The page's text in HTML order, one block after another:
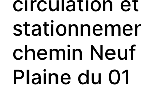
chemin Neuf
Plaine du 01